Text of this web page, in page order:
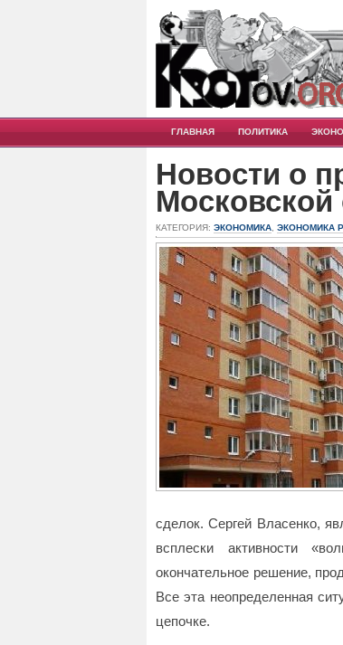
ГЛАВНАЯ ПОЛИТИКА
Новости о
Московской
КАТЕГОРИЯ: ЭКОНОМИКА ЭКОНОМИКА
сделок. Сергей Власенко,
всплески активности
окончательное решение,
Все эта неопределенная
цепочке.